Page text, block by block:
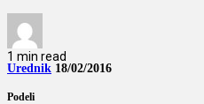
1 min read
Urednik 18/02/2016
Podeli